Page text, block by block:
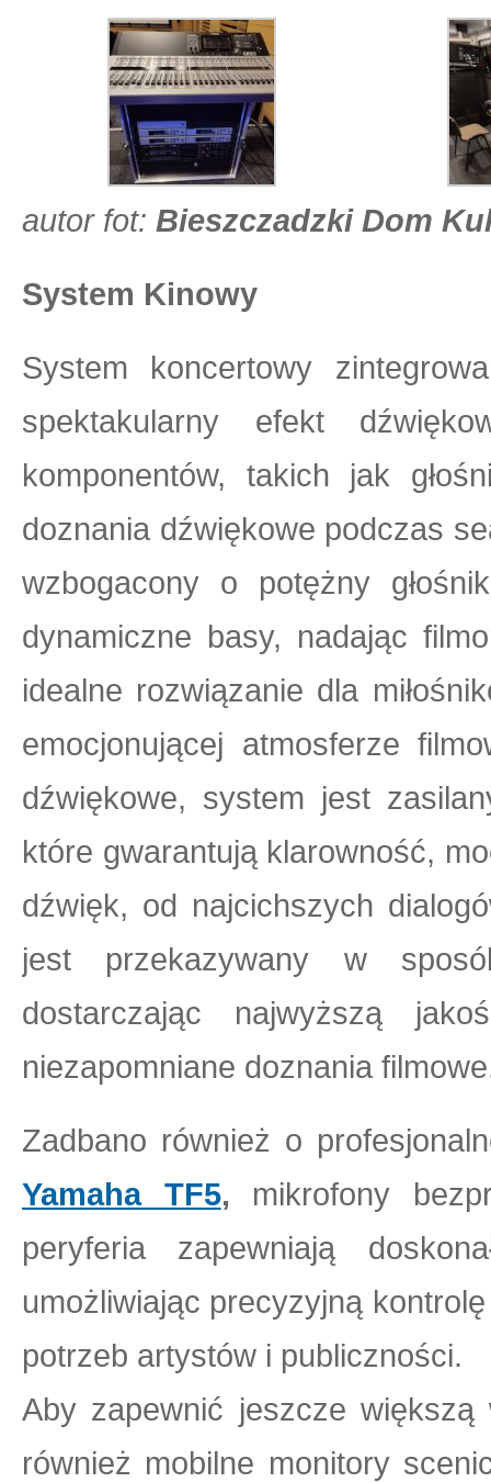
autor fot: Bieszczadzki Dom
System Kinowy
System koncertowy
spektakularny efekt
komponentów, takich jak
doznania dźwiękowe podczas
wzbogacony o potężny
dynamiczne basy, nadając
idealne rozwiązanie dla
emocjonującej atmosferze
dźwiękowe, system jest
które gwarantują klarowność,
dźwięk, od najcichszych
jest przekazywany w
dostarczając najwyższą
niezapomniane doznania
Zadbano również o
Yamaha TF5, mikrofony
peryferia zapewniają
umożliwiając precyzyjną
potrzeb artystów i publiczności.
Aby zapewnić jeszcze
również mobilne monitory